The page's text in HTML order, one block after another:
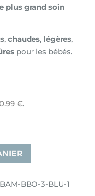
plus grand soin
, chaudes, légères,
pour les bébés.
€.
BBO-3-BLU-1